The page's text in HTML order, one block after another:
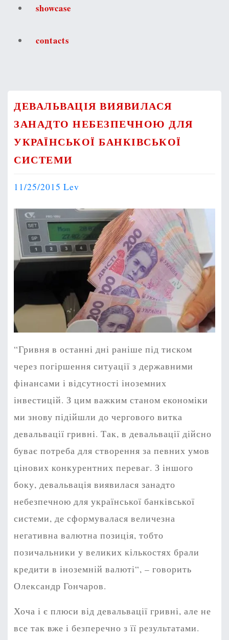
showcase
contacts
ДЕВАЛЬВАЦІЯ ВИЯВИЛАСЯ
ЗАНАДТО НЕБЕЗПЕЧНОЮ ДЛЯ
УКРАЇНСЬКОЇ БАНКІВСЬКОЇ
СИСТЕМИ
11/25/2015 Lev
“Гривня в останні дні раніше під тиском
через погіршення ситуації з державними
фінансами і відсутності іноземних
інвестицій. З цим важким станом економіки
ми знову підійшли до чергового витка
девальвації гривні. Так, в девальвації дійсно
буває потреба для створення за певних умов
цінових конкурентних переваг. З іншого
боку, девальвація виявилася занадто
небезпечною для української банківської
системи, де сформувалася величезна
негативна валютна позиція, тобто
позичальники у великих кількостях брали
кредити в іноземній валюті“, – говорить
Олександр Гончаров.
Хоча і є плюси від девальвації гривні, але не
все так вже і безперечно з її результатами.